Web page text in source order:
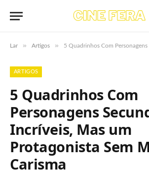
Lar » Artigos » 5 Quadrinhos Com Personagens Secundários Incríveis,
ARTIGOS
5 Quadrinhos Com
Personagens
Incríveis, Mas um
Protagonista Sem
Carisma